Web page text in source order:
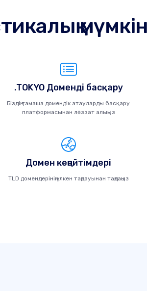
.TOKYO Доменді басқару
Біздің тамаша домендік атауларды басқару
платформасынан ләззат алыңыз
Домен кеңейтімдері
TLD домендерінің үлкен таңдауынан таңдаңыз